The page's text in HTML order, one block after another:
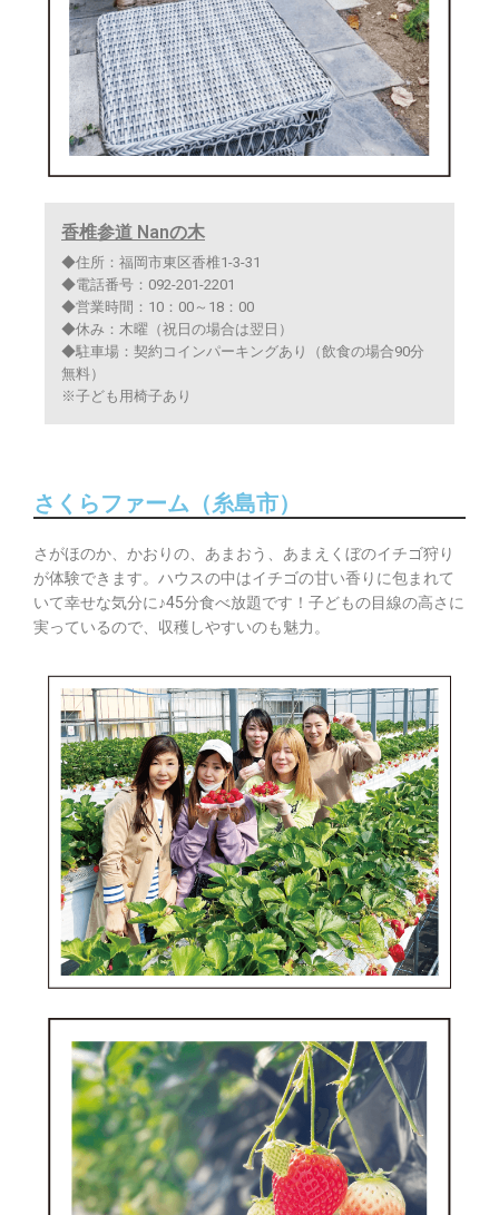
香椎参道 Nanの木
◆住所：福岡市東区香椎1-3-31
◆電話番号：092-201-2201
◆営業時間：10：00～18：00
◆休み：木曜（祝日の場合は翌日）
◆駐車場：契約コインパーキングあり（飲食の場合90分
無料）
※子ども用椅子あり
さくらファーム（糸島市）
さがほのか、かおりの、あまおう、あまえくぼのイチゴ狩り
が体験できます。ハウスの中はイチゴの甘い香りに包まれて
いて幸せな気分に♪45分食べ放題です！子どもの目線の高さに
実っているので、収穫しやすいのも魅力。